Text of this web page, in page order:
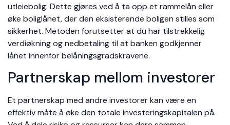
utleiebolig. Dette gjøres ved å ta opp et rammelån eller
øke boliglånet, der den eksisterende boligen stilles som
sikkerhet. Metoden forutsetter at du har tilstrekkelig
verdiøkning og nedbetaling til at banken godkjenner
lånet innenfor belåningsgradskravene.
Partnerskap mellom investorer
Et partnerskap med andre investorer kan være en
effektiv måte å øke den totale investeringskapitalen på.